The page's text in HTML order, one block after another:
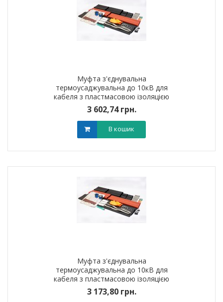
Муфта з'єднувальна
термоусаджувальна до 10кВ для
кабеля з пластмасовою iзоляцiєю
4ПСт10 (150-240мм?) без
наконечників
3 602,74 грн.
В кошик
Муфта з'єднувальна
термоусаджувальна до 10кВ для
кабеля з пластмасовою iзоляцiєю
4ПСт10 (70-120мм?) без
наконечників
3 173,80 грн.